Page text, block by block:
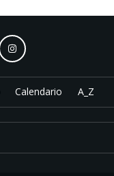
Calendario A_Z